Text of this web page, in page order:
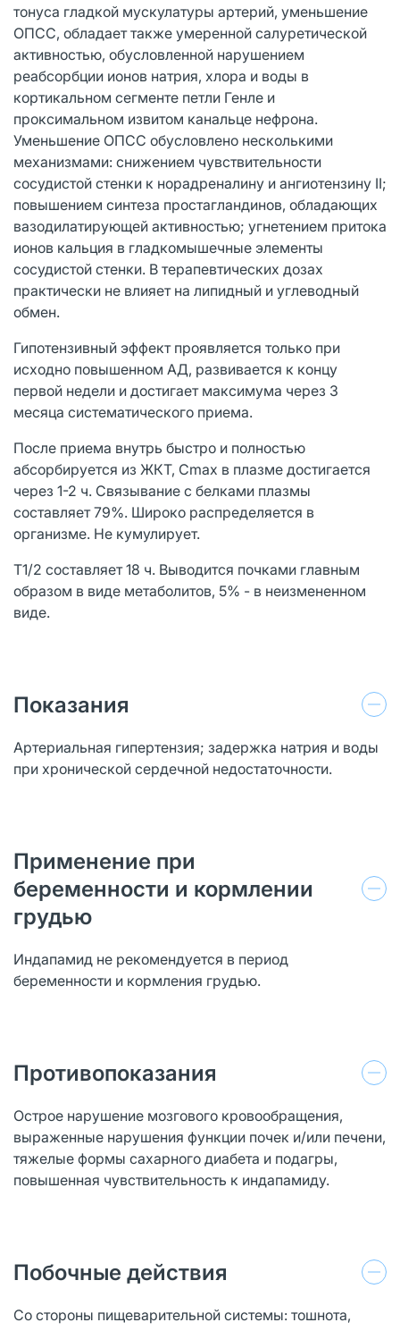
тонуса гладкой мускулатуры артерий, уменьшение
ОПСС, обладает также умеренной салуретической
активностью, обусловленной нарушением
реабсорбции ионов натрия, хлора и воды в
кортикальном сегменте петли Генле и
проксимальном извитом канальце нефрона.
Уменьшение ОПСС обусловлено несколькими
механизмами: снижением чувствительности
сосудистой стенки к норадреналину и ангиотензину II;
повышением синтеза простагландинов, обладающих
вазодилатирующей активностью; угнетением притока
ионов кальция в гладкомышечные элементы
сосудистой стенки. В терапевтических дозах
практически не влияет на липидный и углеводный
обмен.
Гипотензивный эффект проявляется только при
исходно повышенном АД, развивается к концу
первой недели и достигает максимума через 3
месяца систематического приема.
После приема внутрь быстро и полностью
абсорбируется из ЖКТ, Cmax в плазме достигается
через 1-2 ч. Связывание с белками плазмы
составляет 79%. Широко распределяется в
организме. Не кумулирует.
T1/2 составляет 18 ч. Выводится почками главным
образом в виде метаболитов, 5% - в неизмененном
виде.
Показания
Артериальная гипертензия; задержка натрия и воды
при хронической сердечной недостаточности.
Применение при
беременности и кормлении
грудью
Индапамид не рекомендуется в период
беременности и кормления грудью.
Противопоказания
Острое нарушение мозгового кровообращения,
выраженные нарушения функции почек и/или печени,
тяжелые формы сахарного диабета и подагры,
повышенная чувствительность к индапамиду.
Побочные действия
Со стороны пищеварительной системы: тошнота,